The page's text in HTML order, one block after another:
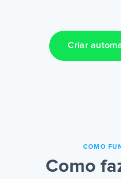
Criar
COMO
Como